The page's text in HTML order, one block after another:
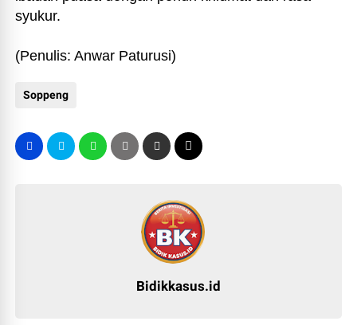
syukur.
(Penulis: Anwar Paturusi)
Soppeng
Bidikkasus.id